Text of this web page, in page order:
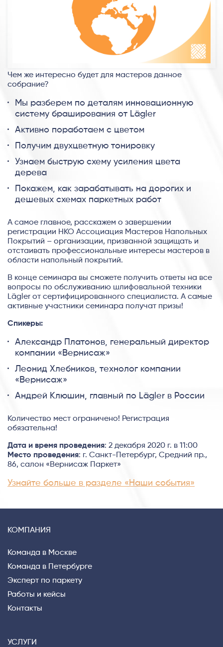
Чем же интересно будет для мастеров данное
собрание?
Мы разберем по деталям инновационную
систему браширования от Lägler
Активно поработаем с цветом
Получим двухцветную тонировку
Узнаем быструю схему усиления цвета
дерева
Покажем, как зарабатывать на дорогих и
дешевых схемах паркетных работ
А самое главное, расскажем о завершении
регистрации НКО Ассоциация Мастеров Напольных
Покрытий – организации, призванной защищать и
отстаивать профессиональные интересы мастеров в
области напольный покрытий.
В конце семинара вы сможете получить ответы на все
вопросы по обслуживанию шлифовальной техники
Lägler от сертифицированного специалиста. А самые
активные участники семинара получат призы!
Спикеры:
Александр Платонов, генеральный директор
компании «Вернисаж»
Леонид Хлебников, технолог компании
«Вернисаж»
Андрей Клюшин, главный по Lägler в России
Количество мест ограничено! Регистрация
обязательна!
Дата и время проведения: 2 декабря 2020 г. в 11:00
Место проведения: г. Санкт-Петербург, Средний пр.,
86, салон «Вернисаж Паркет»
Узнайте больше в разделе «Наши события»
КОМПАНИЯ
Команда в Москве
Команда в Петербурге
Эксперт по паркету
Работы и кейсы
Контакты
УСЛУГИ